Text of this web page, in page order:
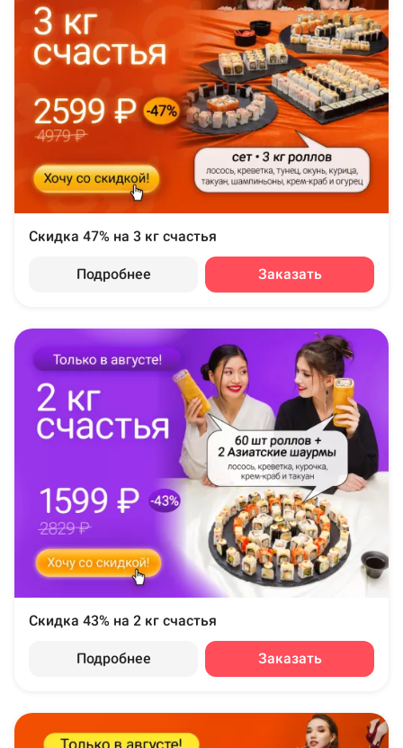
Скидка 47% на 3 кг счастья
Подробнее Заказать
Скидка 43% на 2 кг счастья
Подробнее Заказать